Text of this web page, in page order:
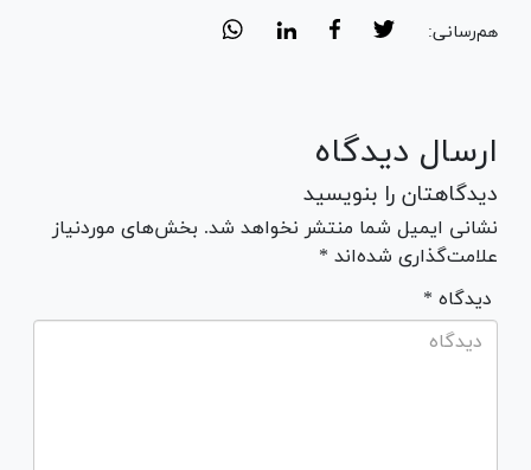
هم‌رسانی:
ارسال دیدگاه
دیدگاهتان را بنویسید
نشانی ایمیل شما منتشر نخواهد شد. بخش‌های موردنیاز
علامت‌گذاری شده‌اند *
* دیدگاه